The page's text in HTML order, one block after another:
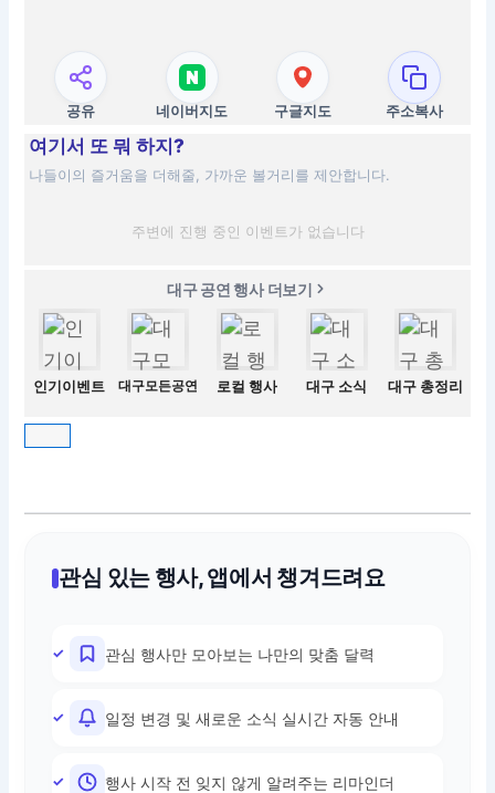
공유 네이버지도 구글지도 주소복사
여기서 또 뭐 하지?
나들이의 즐거움을 더해줄, 가까운 볼거리를 제안합니다.
주변에 진행 중인 이벤트가 없습니다
대구 공연 행사 더보기
인기이벤트 대구모든공연 로컬 행사 대구 소식 대구 총정리
관심 있는 행사, 앱에서 챙겨드려요
관심 행사만 모아보는 나만의 맞춤 달력
일정 변경 및 새로운 소식 실시간 자동 안내
행사 시작 전 잊지 않게 알려주는 리마인더